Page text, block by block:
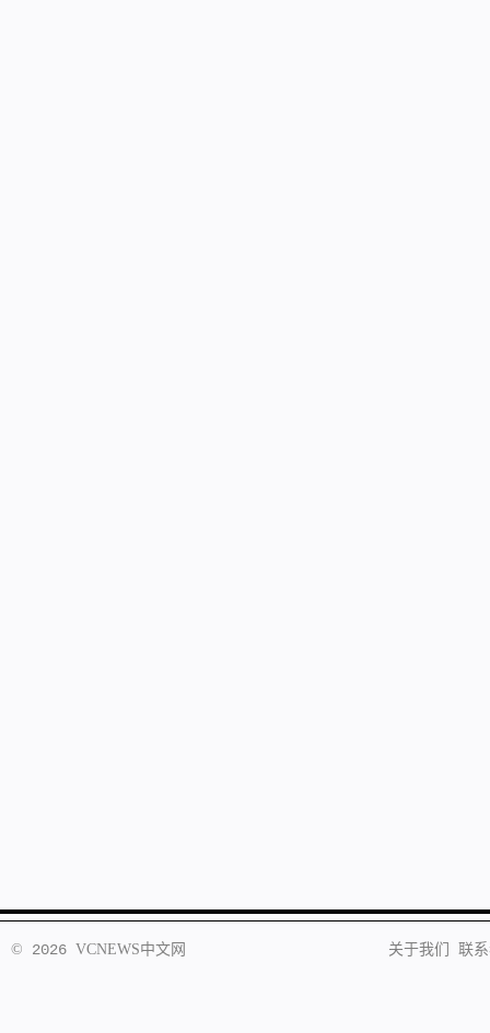
© 2026 VCNEWS中文网 关于我们 联